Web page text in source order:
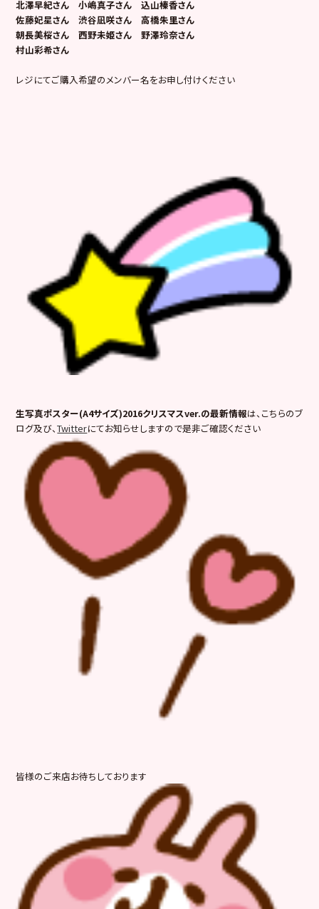
北澤早紀さん 小嶋真子さん 込山榛香さん
佐藤妃星さん 渋谷凪咲さん 高橋朱里さん
朝長美桜さん 西野未姫さん 野澤玲奈さん
村山彩希さん
レジにてご購入希望のメンバー名をお申し付けください
生写真ポスター(A4サイズ)2016クリスマスver.の最新情報は、こちらのブ
ログ及び、Twitterにてお知らせしますので是非ご確認ください
皆様のご来店お待ちしております